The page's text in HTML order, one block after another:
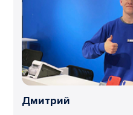
Дмитрий